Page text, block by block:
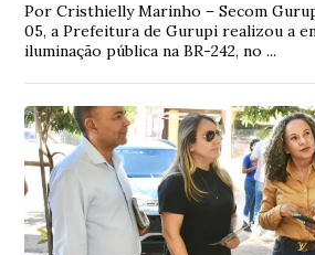
Por Cristhielly Marinho – Secom
05, a Prefeitura de Gurupi realizou a
iluminação pública na BR-242, no ...